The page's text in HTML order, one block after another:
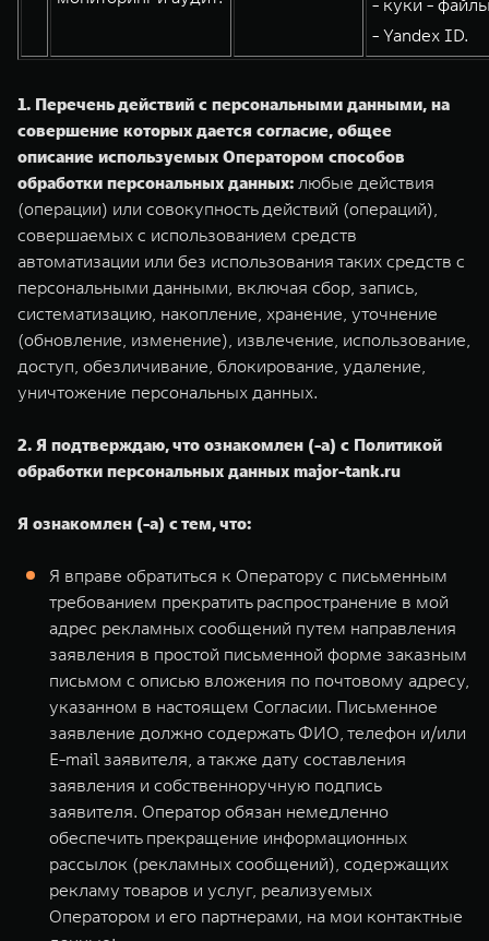
- куки -
- Yandex ID.
1. Перечень действий с персональными данными, на
совершение которых дается согласие, общее
описание используемых Оператором способов
обработки персональных данных: любые действия
(операции) или совокупность действий (операций),
совершаемых с использованием средств
автоматизации или без использования таких средств с
персональными данными, включая сбор, запись,
систематизацию, накопление, хранение, уточнение
(обновление, изменение), извлечение, использование,
доступ, обезличивание, блокирование, удаление,
уничтожение персональных данных.
2. Я подтверждаю, что ознакомлен (-а) с Политикой
обработки персональных данных major-tank.ru
Я ознакомлен (-а) с тем, что:
Я вправе обратиться к Оператору с письменным
требованием прекратить распространение в мой
адрес рекламных сообщений путем направления
заявления в простой письменной форме заказным
письмом с описью вложения по почтовому адресу,
указанном в настоящем Согласии. Письменное
заявление должно содержать ФИО, телефон и/или
E-mail заявителя, а также дату составления
заявления и собственноручную подпись
заявителя. Оператор обязан немедленно
обеспечить прекращение информационных
рассылок (рекламных сообщений), содержащих
рекламу товаров и услуг, реализуемых
Оператором и его партнерами, на мои контактные